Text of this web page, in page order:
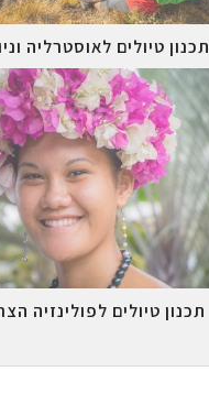
תכנון טיולים לאוסטרליה
תכנון טיולים לפולינזיה